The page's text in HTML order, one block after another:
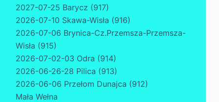
2027-07-25 Barycz (917)
2026-07-10 Skawa-Wisła (916)
2026-07-06 Brynica-Cz.Przemsza-Przemsza-
Wisła (915)
2026-07-02-03 Odra (914)
2026-06-26-28 Pilica (913)
2026-06-06 Przełom Dunajca (912)
Mała Wełna